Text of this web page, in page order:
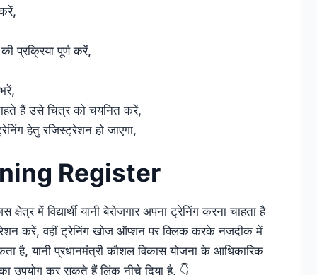
प्रक्रिया पूर्ण करें,
हैं उसे चित्र को चयनित करें,
हेतु रजिस्ट्रेशन हो जाएगा,
Register
में विद्यार्थी यानी बेरोजगार अपना ट्रेनिंग करना चाहता है
करें, वहीं ट्रेनिंग खोज ऑप्शन पर क्लिक करके नजदीक में
है, यानी प्रधानमंत्री कौशल विकास योजना के आधिकारिक
उपयोग कर सकते हैं लिंक नीचे दिया है, 👇